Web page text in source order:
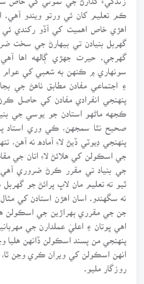
ڪم تعليم کان ئي ورتو ويندو آهي.
اهڙي خاص اهميت کي آڏو رکندي
گهربل بنيادن تي بيهارڻ جي سخت
گهرجي. حيرت جهڙي ڳالهه اها
سونهاري ۾ ڪنهن به شعبي کي عوام
۽ اجتماعي مفادن مطابق ٺاهڻ جي
پنهنجي انفرادي مفادن کي حاصل
ڪجهه ماڻهو استادن جو يوسي جي
صحيح نٿا سمجهن، ڪي وري استاد
پنهنجي ڊيوٽي ڏيڻ لاءِ آماده نه آهن،
جي اسڪولن کي هلائڻ لاءِ اتان جي
جي بنياد تي مقرر ڪرڻ ضروري
ٿيو ته تعليم مان لاڀ پرائڻ جو
نه سگهندو. اسان اهڙن استادن کي
جن جي مقرري ٻهراڙين جي اسڪولن
اهي ڀوتان ۽ اعليٰ عملدارن جي
پنهنجي من پسند اسڪولن ڏانهن هليا
انهن اسڪولن کي ويران ڪري وڃن
روزگار مليو.